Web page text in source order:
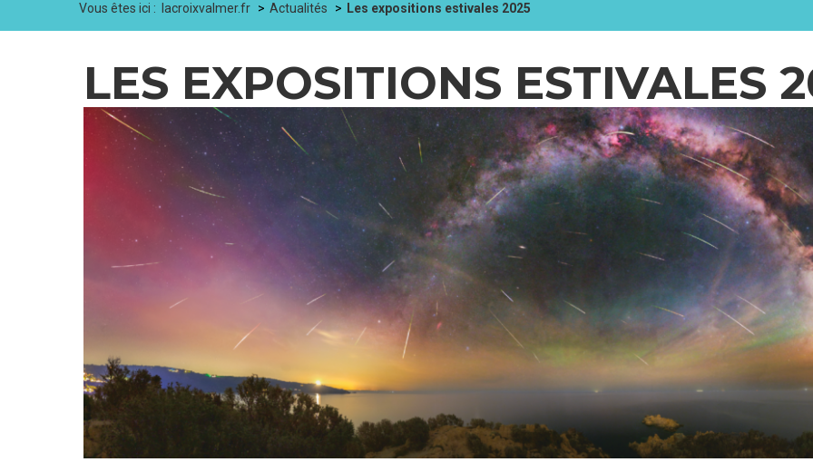
Vous êtes ici : lacroixvalmer.fr Actualités Les expositions estivales 2025
LES EXPOSITIONS ESTIVALES